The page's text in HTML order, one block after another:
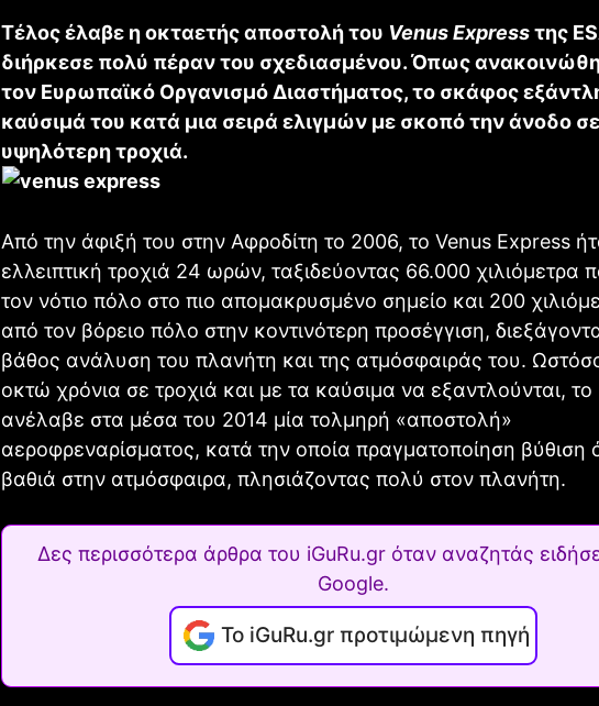
Τέλος έλαβε η οκταετής αποστολή του Venus Expressτης
διήρκεσε πολύ πέραν του σχεδιασμένου. Όπως
τον Ευρωπαϊκό Οργανισμό Διαστήματος, το σκάφος
καύσιμά του κατά μια σειρά ελιγμών με σκοπό την άνοδο σε
υψηλότερη τροχιά.
Από την άφιξή του στην Αφροδίτη το 2006, το Venus Express
ελλειπτική τροχιά 24 ωρών, ταξιδεύοντας 66.000 χιλιόμετρα
τον νότιο πόλο στο πιο απομακρυσμένο σημείο και 200
από τον βόρειο πόλο στην κοντινότερη προσέγγιση,
βάθος ανάλυση του πλανήτη και της ατμόσφαιράς του.
οκτώ χρόνια σε τροχιά και με τα καύσιμα να εξαντλούνται,
ανέλαβε στα μέσα του 2014 μία τολμηρή «αποστολή»
αεροφρεναρίσματος, κατά την οποία πραγματοποίηση βύθιση
βαθιά στην ατμόσφαιρα, πλησιάζοντας πολύ στον πλανήτη.
Δες περισσότερα άρθρα του iGuRu.gr όταν αναζητάς
Google.
Το iGuRu.gr προτιμώμενη πηγή